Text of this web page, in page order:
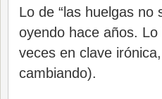
Lo de “las huelgas no
oyendo hace años.
veces en clave
cambiando).